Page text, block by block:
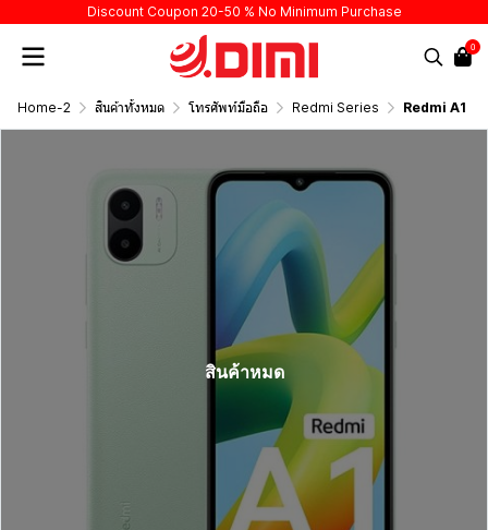
Discount Coupon 20-50 % No Minimum Purchase
0
Home-2 สินค้าทั้งหมด โทรศัพท์มือถือ Redmi Series Redmi A1
สินค้าหมด